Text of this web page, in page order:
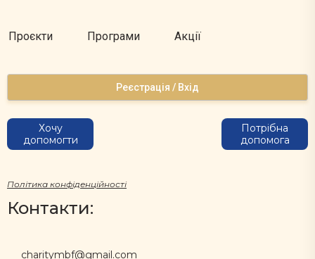
Проєкти Програми Акції
Реєстрація / Вхід
Хочу
допомогти
Потрібна
допомога
Політика конфіденційності
Контакти:
charitymbf@gmail.com